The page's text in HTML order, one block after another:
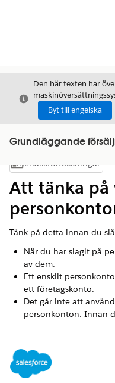
Stäng
Den här texten har
Byt till engelska
Grundläggande
Visa
Innehållsförteckningar
Att tänka på
Tänk på detta innan du
När du har slagit på
av dem.
Ett enskilt
ett företagskonto.
Det går inte att
personkonton. Innan
Vissa Salesforce-
personkonton. Gå
personkonton för en